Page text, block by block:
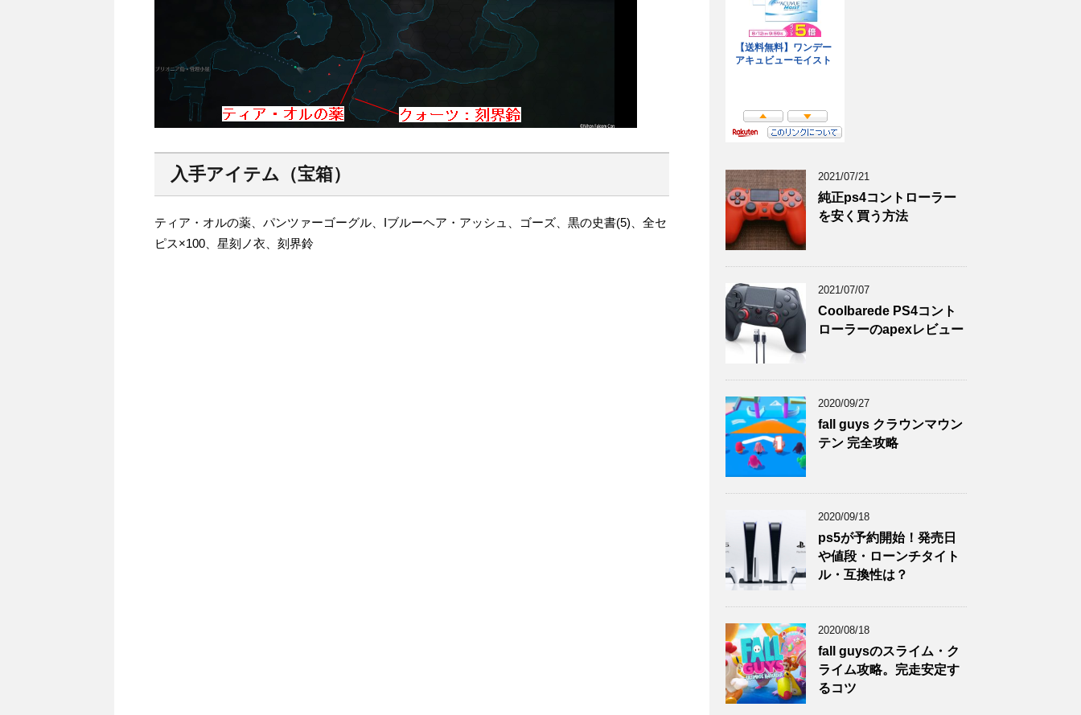
入手アイテム（宝箱）
ティア・オルの薬、パンツァーゴーグル、Iブルーヘア・アッシュ、ゴーズ、黒の史書(5)、全セ
ピス×100、星刻ノ衣、刻界鈴
2021/07/21
純正ps4コントローラー
を安く買う方法
2021/07/07
Coolbarede PS4コント
ローラーのapexレビュー
2020/09/27
fall guys クラウンマウン
テン 完全攻略
2020/09/18
ps5が予約開始！発売日
や値段・ローンチタイト
ル・互換性は？
2020/08/18
fall guysのスライム・ク
ライム攻略。完走安定す
るコツ